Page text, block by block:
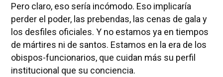
Pero claro, eso sería incómodo. Eso implicaría
perder el poder, las prebendas, las cenas de gala y
los desfiles oficiales. Y no estamos ya en tiempos
de mártires ni de santos. Estamos en la era de los
obispos-funcionarios, que cuidan más su perfil
institucional que su conciencia.